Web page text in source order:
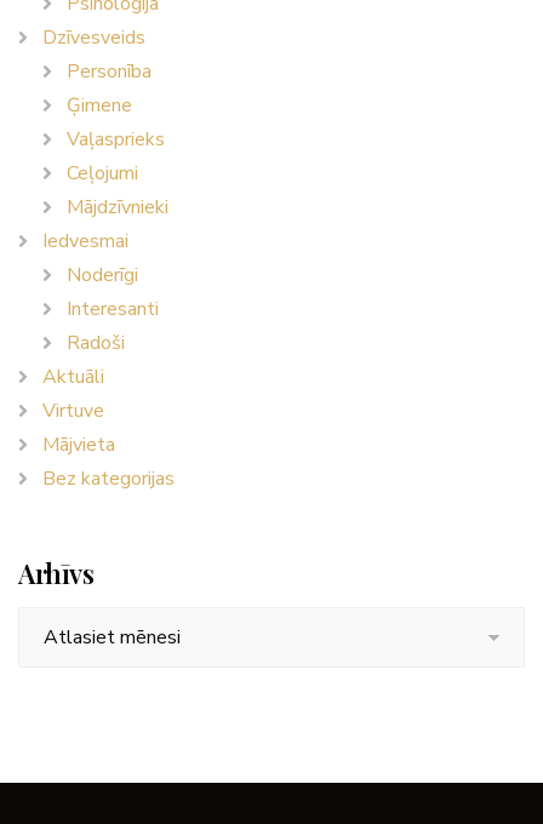
Dzīvesveids
Personība
Ģimene
Vaļasprieks
Ceļojumi
Mājdzīvnieki
Iedvesmai
Noderīgi
Interesanti
Radoši
Aktuāli
Virtuve
Mājvieta
Bez kategorijas
Arhīvs